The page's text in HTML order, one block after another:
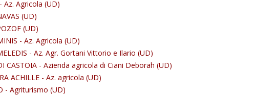
Az. Agricola (UD)
(UD)
(UD)
- Az. Agricola (UD)
- Az. Agr. Gortani Vittorio e Ilario (UD)
CASTOIA - Azienda agricola di Ciani Deborah (UD)
ACHILLE - Az. agricola (UD)
- Agriturismo (UD)